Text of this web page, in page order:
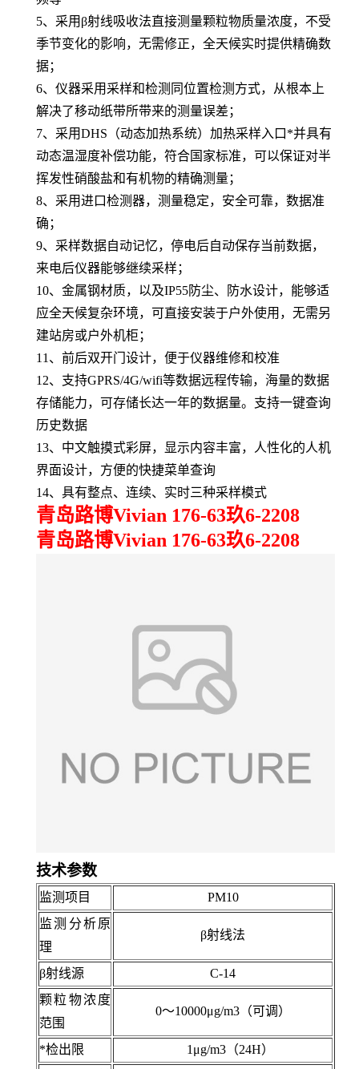
5、 采用β射线吸收法直接测量颗粒物质量浓度，不受
季节变化的影响，无需修正，全天候实时提供精确数
据；
6、 仪器采用采样和检测同位置检测方式，从根本上
解决了移动纸带所带来的测量误差；
7、 采用DHS（动态加热系统）加热采样入口*并具有
动态温湿度补偿功能，符合国家标准，可以保证对半
挥发性硝酸盐和有机物的精确测量；
8、 采用进口检测器，测量稳定，安全可靠，数据准
确；
9、 采样数据自动记忆，停电后自动保存当前数据，
来电后仪器能够继续采样；
10、 金属钢材质，以及IP55防尘、防水设计，能够适
应全天候复杂环境，可直接安装于户外使用，无需另
建站房或户外机柜；
11、 前后双开门设计，便于仪器维修和校准
12、 支持GPRS/4G/wifi等数据远程传输， 海量的数据
存储能力，可存储长达一年的数据量。支持一键查询
历史数据
13、 中文触摸式彩屏，显示内容丰富，人性化的人机
界面设计，方便的快捷菜单查询
14、 具有整点、连续、实时三种采样模式
青岛路博Vivian 176-63玖6-2208
青岛路博Vivian 176-63玖6-2208
技术参数
监测项目
PM10
监测分析原
理
β射线法
β射线源
C-14
颗粒物浓度
范围
0～10000μg/m3（可调）
*检出限
1μg/m3（24H）